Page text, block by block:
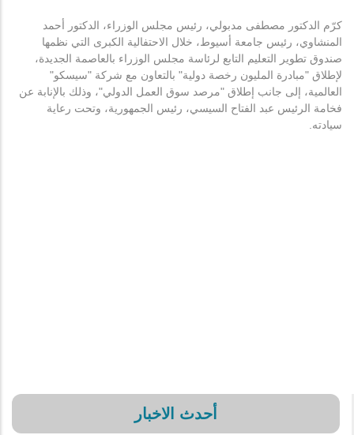
كرّم الدكتور مصطفى مدبولي، رئيس مجلس الوزراء، الدكتور أحمد
المنشاوي، رئيس جامعة أسيوط، خلال الاحتفالية الكبرى التي نظمها
صندوق تطوير التعليم التابع لرئاسة مجلس الوزراء بالعاصمة الجديدة،
لإطلاق "مبادرة المليون رخصة دولية" بالتعاون مع شركة "سيسكو"
العالمية، إلى جانب إطلاق "مرصد سوق العمل الدولي"، وذلك بالإنابة عن
فخامة الرئيس عبد الفتاح السيسي، رئيس الجمهورية، وتحت رعاية
سيادته.
أحدث الاخبار